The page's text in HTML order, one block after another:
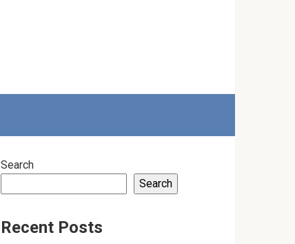
Search
Search
Recent Posts